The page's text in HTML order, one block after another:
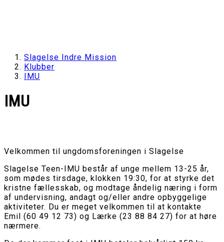
Slagelse Indre Mission
Klubber
IMU
IMU
Velkommen til ungdomsforeningen i Slagelse
Slagelse Teen-IMU består af unge mellem 13-25 år,
som mødes tirsdage, klokken 19:30, for at styrke det
kristne fællesskab, og modtage åndelig næring i form
af undervisning, andagt og/eller andre opbyggelige
aktiviteter. Du er meget velkommen til at kontakte
Emil (60 49 12 73) og Lærke (23 88 84 27) for at høre
nærmere.